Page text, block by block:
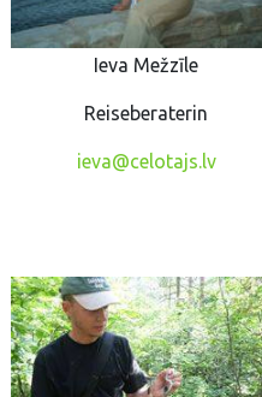
Ieva Mežzīle
Reiseberaterin
ieva@celotajs.lv